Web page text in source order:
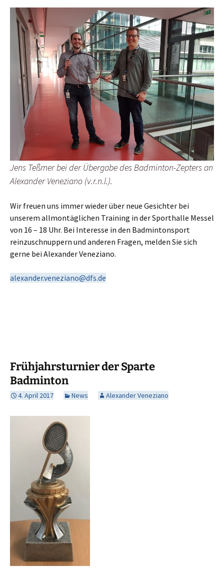
Jens Teßmer bei der Übergabe des Badminton-Zepters an
Alexander Veneziano (v.r.n.l.).
Wir freuen uns immer wieder über neue Gesichter bei
unserem allmontäglichen Training in der Sporthalle Messel
von 16 – 18 Uhr. Bei Interesse in den Badmintonsport
reinzuschnuppern und anderen Fragen, melden Sie sich
gerne bei Alexander Veneziano.
alexander.veneziano@dfs.de
Frühjahrsturnier der Sparte
Badminton
4. April 2017 News Alexander Veneziano